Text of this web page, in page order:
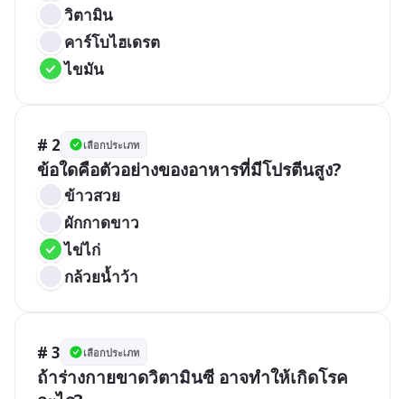
วิตามิน
คาร์โบไฮเดรต
ไขมัน
# 2 เลือกประเภท
ข้อใดคือตัวอย่างของอาหารที่มีโปรตีนสูง?
ข้าวสวย
ผักกาดขาว
ไข่ไก่
กล้วยน้ำว้า
# 3 เลือกประเภท
ถ้าร่างกายขาดวิตามินซี อาจทำให้เกิดโรค